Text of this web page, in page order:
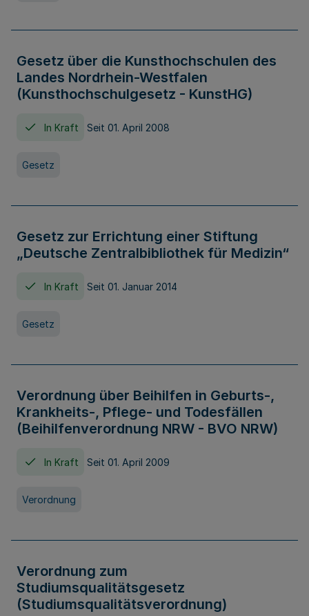
Gesetz über die Kunsthochschulen des
Landes Nordrhein-Westfalen
(Kunsthochschulgesetz - KunstHG)
In Kraft Seit 01. April 2008
Gesetz
Gesetz zur Errichtung einer Stiftung
„Deutsche Zentralbibliothek für Medizin“
In Kraft Seit 01. Januar 2014
Gesetz
Verordnung über Beihilfen in Geburts-,
Krankheits-, Pflege- und Todesfällen
(Beihilfenverordnung NRW - BVO NRW)
In Kraft Seit 01. April 2009
Verordnung
Verordnung zum
Studiumsqualitätsgesetz
(Studiumsqualitätsverordnung)